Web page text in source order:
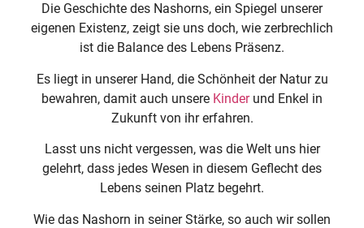
Die Geschichte des Nashorns, ein Spiegel unserer
eigenen Existenz, zeigt sie uns doch, wie zerbrechlich
ist die Balance des Lebens Präsenz.
Es liegt in unserer Hand, die Schönheit der Natur zu
bewahren, damit auch unsere Kinderund Enkel in
Zukunft von ihr erfahren.
Lasst uns nicht vergessen, was die Welt uns hier
gelehrt, dass jedes Wesen in diesem Geflecht des
Lebens seinen Platz begehrt.
Wie das Nashorn in seiner Stärke, so auch wir sollen